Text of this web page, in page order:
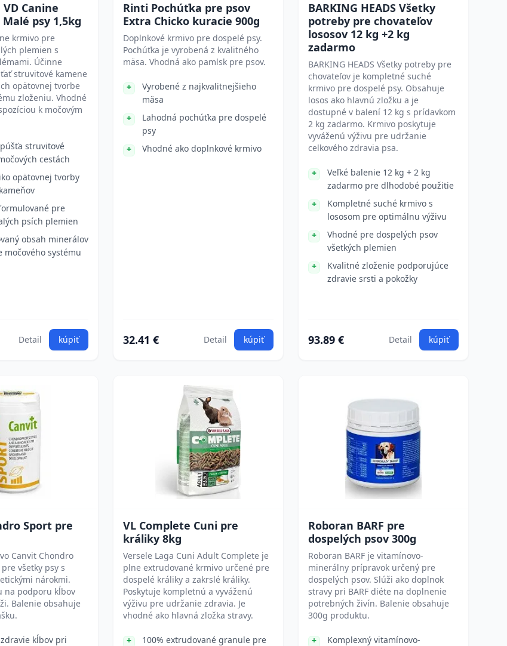
Canine
psy 1,5kg
krmivo pre
plemien s
Účinne
struvitové kamene
opätovnej tvorbe
zloženiu. Vhodné
k močovým
struvitové
cestách
opätovnej tvorby
pre
psích plemien
obsah minerálov
močového systému
Detail kúpiť
Rinti Pochúťka pre psov
Extra Chicko kuracie 900g
Doplnkové krmivo pre dospelé psy.
Pochúťka je vyrobená z kvalitného
mäsa. Vhodná ako pamlsk pre psov.
Vyrobené z najkvalitnejšieho
mäsa
Lahodná pochúťka pre dospelé
psy
Vhodné ako doplnkové krmivo
32.41 € Detail kúpiť
BARKING HEADS Všetky
potreby pre chovateľov
lososov 12 kg +2 kg
zadarmo
BARKING HEADS Všetky potreby pre
chovateľov je kompletné suché
krmivo pre dospelé psy. Obsahuje
losos ako hlavnú zložku a je
dostupné v balení 12 kg s prídavkom
2 kg zadarmo. Krmivo poskytuje
vyváženú výživu pre udržanie
celkového zdravia psa.
Veľké balenie 12 kg + 2 kg
zadarmo pre dlhodobé použitie
Kompletné suché krmivo s
lososom pre optimálnu výživu
Vhodné pre dospelých psov
všetkých plemien
Kvalitné zloženie podporujúce
zdravie srsti a pokožky
93.89 € Detail kúpiť
Sport pre
Canvit Chondro
všetky psy s
nárokmi.
na podporu kĺbov
Balenie obsahuje
kĺbov pri
VL Complete Cuni pre
králiky 8kg
Versele Laga Cuni Adult Complete je
plne extrudované krmivo určené pre
dospelé králiky a zakrslé králiky.
Poskytuje kompletnú a vyváženú
výživu pre udržanie zdravia. Je
vhodné ako hlavná zložka stravy.
100% extrudované granule pre
Roboran BARF pre
dospelých psov 300g
Roboran BARF je vitamínovo-
minerálny prípravok určený pre
dospelých psov. Slúži ako doplnok
stravy pri BARF diéte na doplnenie
potrebných živín. Balenie obsahuje
300g produktu.
Komplexný vitamínovo-